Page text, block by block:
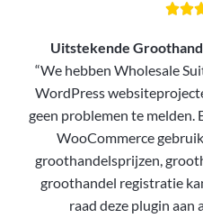

Uitstekende
“We hebben Wholesale
WordPress
geen problemen te melden.
WooCommerce
groothandelsprijzen,
groothandel registratie
raad deze plugin aan